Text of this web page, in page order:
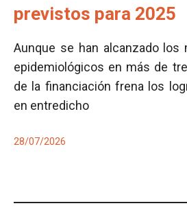
previstos para 2025
Aunque se han alcanzado los
epidemiológicos en más de
de la financiación frena los
en entredicho
28/07/2026